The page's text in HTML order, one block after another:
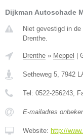
Dijkman Autoschade
Niet gevestigd in
Drenthe.
Drenthe » Meppel |
Setheweg 5 7942
Tel: 0522-256243 ,
E-mailadres
Website: http://